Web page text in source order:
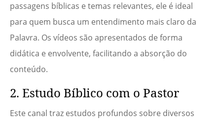
passagens bíblicas e temas relevantes, ele é ideal
para quem busca um entendimento mais claro da
Palavra. Os vídeos são apresentados de forma
didática e envolvente, facilitando a absorção do
conteúdo.
2. Estudo Bíblico com o Pastor
Este canal traz estudos profundos sobre diversos